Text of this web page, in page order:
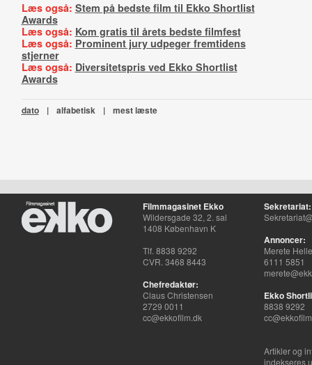
Læs også: Stem på bedste film til Ekko Shortlist
Awards
Læs også: Kom gratis til årets bedste filmfest
Læs også: Prominent jury udpeger fremtidens
stjerner
Læs også: Diversitetspris ved Ekko Shortlist
Awards
dato | alfabetisk | mest læste
Filmmagasinet Ekko
Wildersgade 32, 2. sal
1408 København K
Tlf. 8838 9292
CVR. 3468 8443
Chefredaktør:
Claus Christensen
2729 0011
cc@ekkofilm.dk
Sekretariat:
Annoncer:
Merete
6111 5851
Ekko
8838 9292
Artikler og
indekseres